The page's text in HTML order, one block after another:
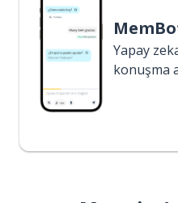
Yapay
konuşma